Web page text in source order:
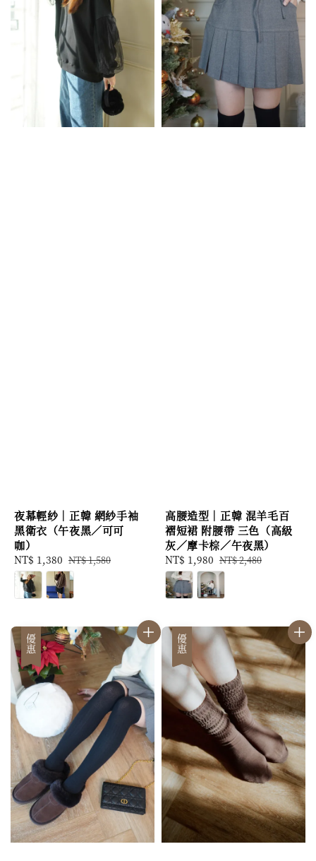
夜幕輕紗｜正韓 網紗手袖
黑衛衣（午夜黑／可可
咖）
Sale
price
NT$ 1,380 Regular
price
NT$ 1,580
高腰造型｜正韓 混羊毛百
褶短裙 附腰帶 三色（高級
灰／摩卡棕／午夜黑）
Sale
price
NT$ 1,980 Regular
price
NT$ 2,480
優惠 優惠